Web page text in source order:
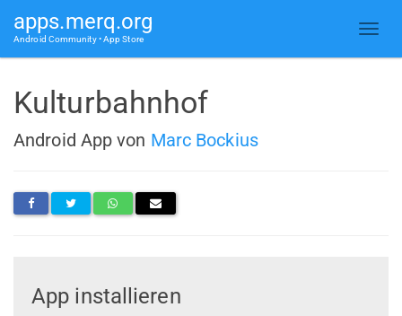
apps.merq.org
Android Community • App Store
Kulturbahnhof
Android App von Marc Bockius
App installieren